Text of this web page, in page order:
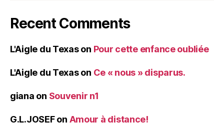
Recent Comments
L'Aigle du Texason Pour cette enfance oubliée
L'Aigle du Texason Ce « nous » disparus.
giana on Souvenir n1
G.L.JOSEFon Amour à distance!